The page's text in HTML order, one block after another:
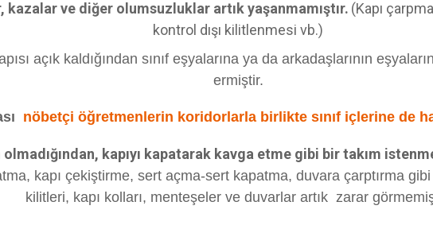
kazalar ve diğer olumsuzluklar artık yaşanmamıştır. (Kapı
kontrol dışı kilitlenmesi vb.)
açık kaldığından sınıf eşyalarına ya da arkadaşlarının
ermiştir.
nöbetçi öğretmenlerin koridorlarla birlikte sınıf içlerine de
olmadığından, kapıyı kapatarak kavga etme gibi bir takım
kapı çekiştirme, sert açma-sert kapatma, duvara çarptırma gibi
kilitleri, kapı kolları, menteşeler ve duvarlar artık zarar